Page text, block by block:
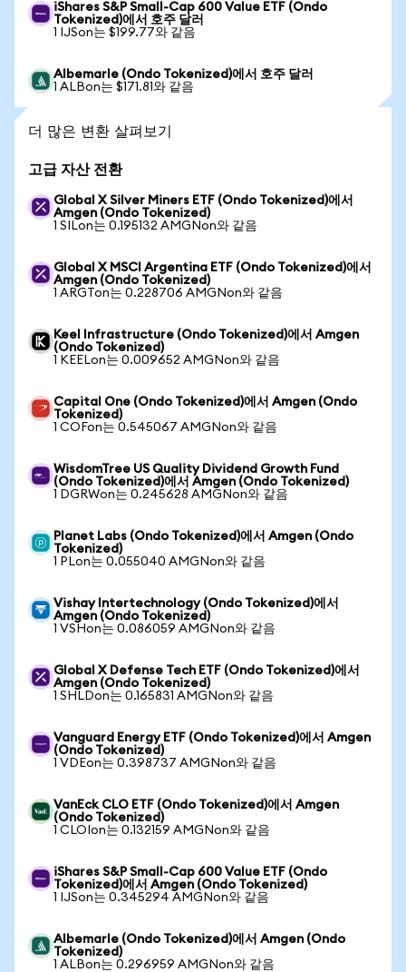
iShares S&P Small-Cap 600 Value ETF (Ondo
Tokenized)에서 호주 달러
1 IJSon는 $199.77와 같음
Albemarle (Ondo Tokenized)에서 호주 달러
1 ALBon는 $171.81와 같음
더 많은 변환 살펴보기
고급 자산 전환
Global X Silver Miners ETF (Ondo Tokenized)에서
Amgen (Ondo Tokenized)
1 SILon는 0.195132 AMGNon와 같음
Global X MSCI Argentina ETF (Ondo Tokenized)에서
Amgen (Ondo Tokenized)
1 ARGTon는 0.228706 AMGNon와 같음
Keel Infrastructure (Ondo Tokenized)에서 Amgen
(Ondo Tokenized)
1 KEELon는 0.009652 AMGNon와 같음
Capital One (Ondo Tokenized)에서 Amgen (Ondo
Tokenized)
1 COFon는 0.545067 AMGNon와 같음
WisdomTree US Quality Dividend Growth Fund
(Ondo Tokenized)에서 Amgen (Ondo Tokenized)
1 DGRWon는 0.245628 AMGNon와 같음
Planet Labs (Ondo Tokenized)에서 Amgen (Ondo
Tokenized)
1 PLon는 0.055040 AMGNon와 같음
Vishay Intertechnology (Ondo Tokenized)에서
Amgen (Ondo Tokenized)
1 VSHon는 0.086059 AMGNon와 같음
Global X Defense Tech ETF (Ondo Tokenized)에서
Amgen (Ondo Tokenized)
1 SHLDon는 0.165831 AMGNon와 같음
Vanguard Energy ETF (Ondo Tokenized)에서 Amgen
(Ondo Tokenized)
1 VDEon는 0.398737 AMGNon와 같음
VanEck CLO ETF (Ondo Tokenized)에서 Amgen
(Ondo Tokenized)
1 CLOIon는 0.132159 AMGNon와 같음
iShares S&P Small-Cap 600 Value ETF (Ondo
Tokenized)에서 Amgen (Ondo Tokenized)
1 IJSon는 0.345294 AMGNon와 같음
Albemarle (Ondo Tokenized)에서 Amgen (Ondo
Tokenized)
1 ALBon는 0.296959 AMGNon와 같음